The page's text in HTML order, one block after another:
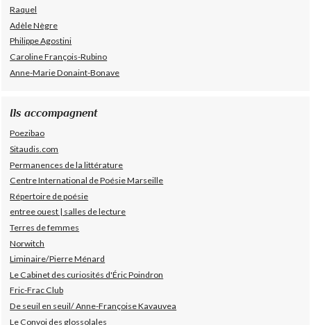
Raquel
Adèle Nègre
Philippe Agostini
Caroline François-Rubino
Anne-Marie Donaint-Bonave
Ils accompagnent
Poezibao
Sitaudis.com
Permanences de la littérature
Centre International de Poésie Marseille
Répertoire de poésie
entree ouest | salles de lecture
Terres de femmes
Norwitch
Liminaire/Pierre Ménard
Le Cabinet des curiosités d'Éric Poindron
Fric-Frac Club
De seuil en seuil/ Anne-Françoise Kavauvea
Le Convoi des glossolales